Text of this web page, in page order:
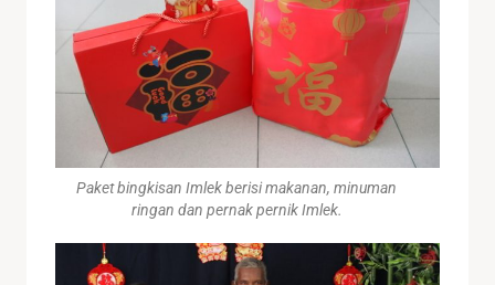
Paket bingkisan Imlek berisi makanan, minuman
ringan dan pernak pernik Imlek.